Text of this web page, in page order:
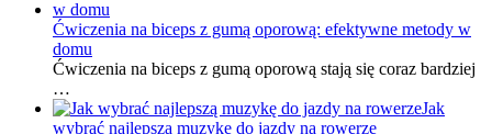
Ćwiczenia na biceps z gumą oporową: efektywne metody w
domu
Ćwiczenia na biceps z gumą oporową stają się coraz bardziej
…
Jak
wybrać najlepszą muzykę do jazdy na rowerze